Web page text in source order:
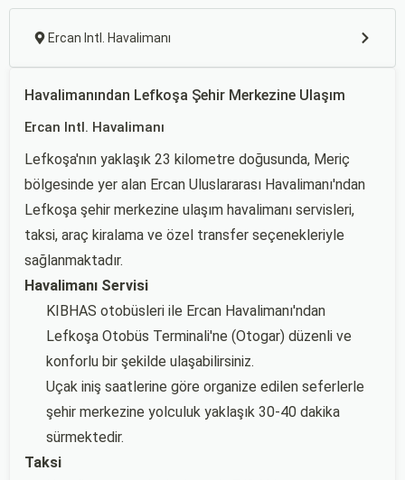
Ercan Intl. Havalimanı
Havalimanından Lefkoşa Şehir Merkezine Ulaşım
Ercan Intl. Havalimanı
Lefkoşa'nın yaklaşık 23 kilometre doğusunda, Meriç
bölgesinde yer alan Ercan Uluslararası Havalimanı'ndan
Lefkoşa şehir merkezine ulaşım havalimanı servisleri,
taksi, araç kiralama ve özel transfer seçenekleriyle
sağlanmaktadır.
Havalimanı Servisi
KIBHAS otobüsleri ile Ercan Havalimanı'ndan
Lefkoşa Otobüs Terminali'ne (Otogar) düzenli ve
konforlu bir şekilde ulaşabilirsiniz.
Uçak iniş saatlerine göre organize edilen seferlerle
şehir merkezine yolculuk yaklaşık 30-40 dakika
sürmektedir.
Taksi